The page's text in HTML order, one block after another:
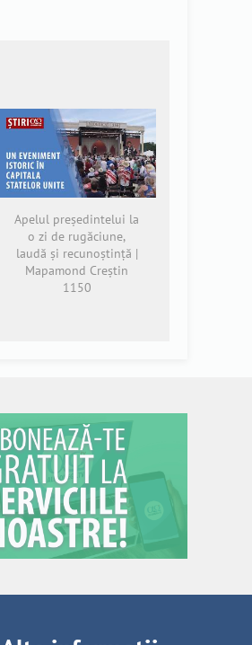
Apelul președintelui la
o zi de rugăciune,
laudă și recunoștință |
Mapamond Creștin
1150